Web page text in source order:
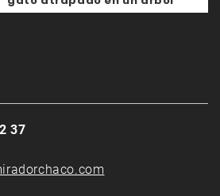
37